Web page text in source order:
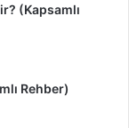
(Kapsamlı
Rehber)